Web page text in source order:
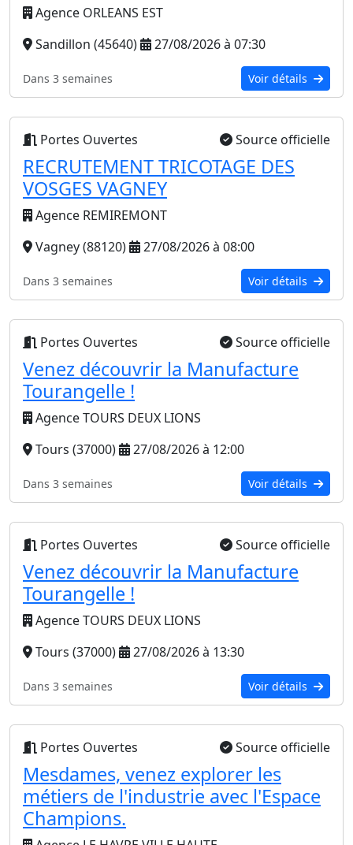
Agence ORLEANS EST
Sandillon (45640)
27/08/2026 à 07:30
Dans 3 semaines Voir détails
Portes Ouvertes Source officielle
RECRUTEMENT TRICOTAGE DES
VOSGES VAGNEY
Agence REMIREMONT
Vagney (88120)
27/08/2026 à 08:00
Dans 3 semaines Voir détails
Portes Ouvertes Source officielle
Venez découvrir la Manufacture
Tourangelle !
Agence TOURS DEUX LIONS
Tours (37000)
27/08/2026 à 12:00
Dans 3 semaines Voir détails
Portes Ouvertes Source officielle
Venez découvrir la Manufacture
Tourangelle !
Agence TOURS DEUX LIONS
Tours (37000)
27/08/2026 à 13:30
Dans 3 semaines Voir détails
Portes Ouvertes Source officielle
Mesdames, venez explorer les
métiers de l'industrie avec l'Espace
Champions.